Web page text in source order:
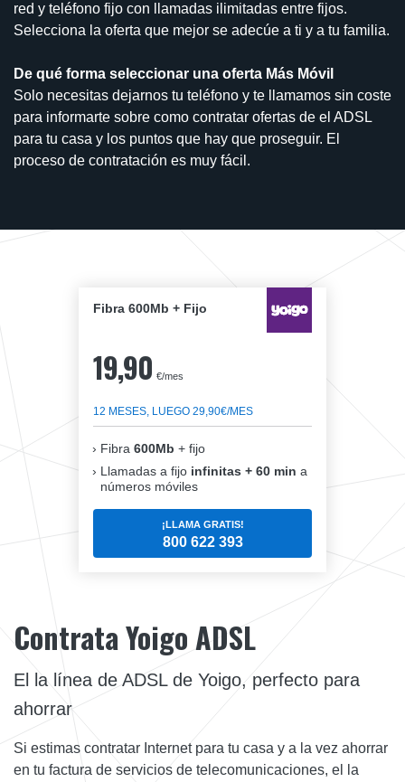
red y teléfono fijo con llamadas ilimitadas entre fijos.
Selecciona la oferta que mejor se adecúe a ti y a tu familia.
De qué forma seleccionar una oferta Más Móvil
Solo necesitas dejarnos tu teléfono y te llamamos sin coste
para informarte sobre como contratar ofertas de el ADSL
para tu casa y los puntos que hay que proseguir. El
proceso de contratación es muy fácil.
Fibra 600Mb + Fijo
19,90 €/mes
12 MESES, LUEGO 29,90€/MES
Fibra 600Mb + fijo
Llamadas a fijo infinitas + 60 min a
números móviles
¡LLAMA GRATIS!
800 622 393
Contrata Yoigo ADSL
El la línea de ADSL de Yoigo, perfecto para
ahorrar
Si estimas contratar Internet para tu casa y a la vez ahorrar
en tu factura de servicios de telecomunicaciones, el la